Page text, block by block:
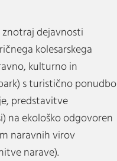
znotraj dejavnosti
kolesarskega
kulturno in
s turistično ponudbo
predstavitve
na ekološko odgovoren
naravnih virov
narave).